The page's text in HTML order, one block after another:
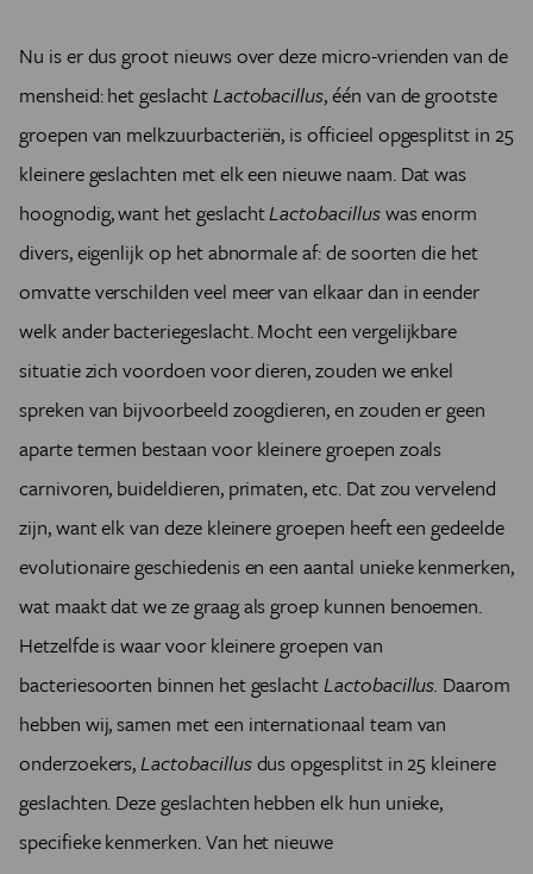
Nu is er dus groot nieuws overdeze micro-vrienden van de
mensheid: het geslachtLactobacillus, één van de grootste
groepen van melkzuurbacteriën, is officieel opgesplitst in 25
kleinere geslachten met elk een nieuwe naam. Dat was
hoognodig, want het geslachtLactobacilluswas enorm
divers, eigenlijk op het abnormale af: de soorten die het
omvatte verschilden veel meer van elkaar dan in eender
welk ander bacteriegeslacht. Mocht een vergelijkbare
situatie zich voordoen voor dieren, zouden we enkel
spreken van bijvoorbeeld zoogdieren, en zouden er geen
aparte termen bestaan voor kleinere groepen zoals
carnivoren, buideldieren, primaten, etc. Dat zou vervelend
zijn, want elk van deze kleinere groepen heeft een gedeelde
evolutionaire geschiedenis en een aantal unieke kenmerken,
wat maakt dat we ze graag als groep kunnen benoemen.
Hetzelfde is waar voor kleinere groepen van
bacteriesoorten binnen het geslachtLactobacillus. Daarom
hebben wij, samen met een internationaal team van
onderzoekers,Lactobacillusdus opgesplitst in 25 kleinere
geslachten. Deze geslachten hebben elk hun unieke,
specifieke kenmerken. Van het nieuwe